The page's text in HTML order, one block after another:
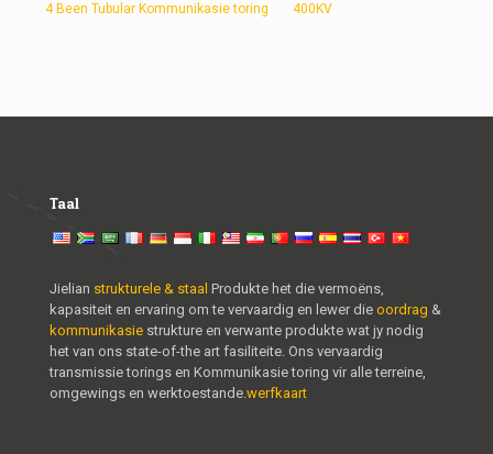
4 Been Tubular Kommunikasie toring 400KV
Taal
Jielian strukturele & staal Produkte het die vermoëns,
kapasiteit en ervaring om te vervaardig en lewer die oordrag &
kommunikasie strukture en verwante produkte wat jy nodig
het van ons state-of-the art fasiliteite. Ons vervaardig
transmissie torings en Kommunikasie toring vir alle terreine,
omgewings en werktoestande.werfkaart